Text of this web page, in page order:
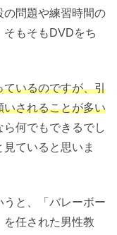
の問題や練習時間の
そもそもDVDをち
ているのですが、引
いされることが多い
何でもできるでし
ていると思いま
うと、「バレーボー
を任された男性教